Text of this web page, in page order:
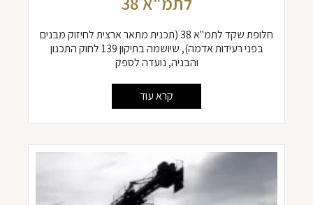
חלופת שקד לתמ"א 38 (תכנית מתאר ארצית לחיזוק מבנים
בפני רעידות אדמה), שיושמה בתיקון 139 לחוק התכנון
והבניה, נועדה לספק
קרא עוד